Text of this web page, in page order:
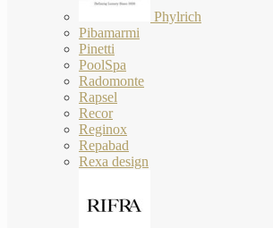
Phylrich
Pibamarmi
Pinetti
PoolSpa
Radomonte
Rapsel
Recor
Reginox
Repabad
Rexa design